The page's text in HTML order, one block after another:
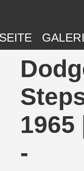
1965
-